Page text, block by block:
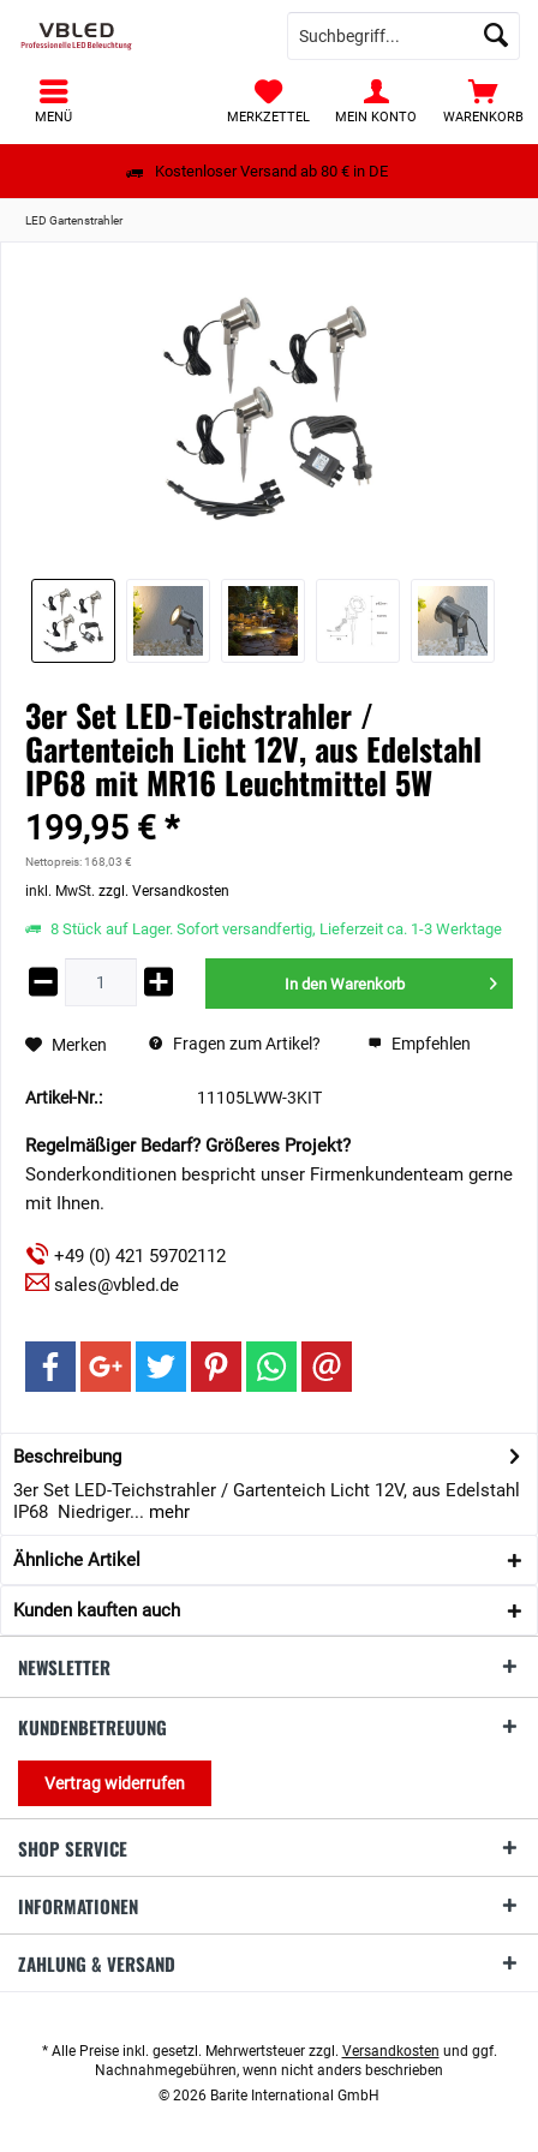
Kostenloser Versand ab 80 € in DE
WARENKORB
MERKZETTEL MEIN KONTO
MENÜ
LED Gartenstrahler
3er Set LED-Teichstrahler /
Gartenteich Licht 12V, aus Edelstahl
IP68 mit MR16 Leuchtmittel 5W
199,95 € *
Nettopreis: 168,03 €
inkl. MwSt. zzgl. Versandkosten
8 Stück auf Lager. Sofort versandfertig, Lieferzeit ca. 1-3 Werktage
In den Warenkorb
Merken Fragen zum Artikel? Empfehlen
Artikel-Nr.: 11105LWW-3KIT
Regelmäßiger Bedarf? Größeres Projekt?
Sonderkonditionen bespricht unser Firmenkundenteam gerne
mit Ihnen.
+49 (0) 421 59702112
sales@vbled.de
Beschreibung
3er Set LED-Teichstrahler / Gartenteich Licht 12V, aus Edelstahl
IP68 Niedriger... mehr
Ähnliche Artikel
Kunden kauften auch
NEWSLETTER
KUNDENBETREUUNG
Vertrag widerrufen
SHOP SERVICE
INFORMATIONEN
ZAHLUNG & VERSAND
* Alle Preise inkl. gesetzl. Mehrwertsteuer zzgl. Versandkosten und ggf.
Nachnahmegebühren, wenn nicht anders beschrieben
© 2026 Barite International GmbH